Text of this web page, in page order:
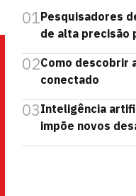
01Pesquisadores
de alta precisão
02Como descobrir
conectado
03Inteligência
impõe novos